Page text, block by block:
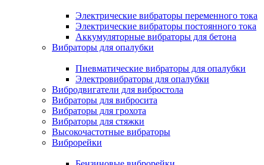
Электрические вибраторы переменного тока
Электрические вибраторы постоянного тока
Аккумуляторные вибраторы для бетона
Вибраторы для опалубки
Пневматические вибраторы для опалубки
Электровибраторы для опалубки
Вибродвигатели для вибростола
Вибраторы для вибросита
Вибраторы для грохота
Вибраторы для стяжки
Высокочастотные вибраторы
Виброрейки